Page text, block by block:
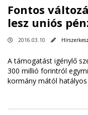
Fontos
lesz uniós
2016.03.10
A támogatást igénylő
300 millió forintról
kormány mától